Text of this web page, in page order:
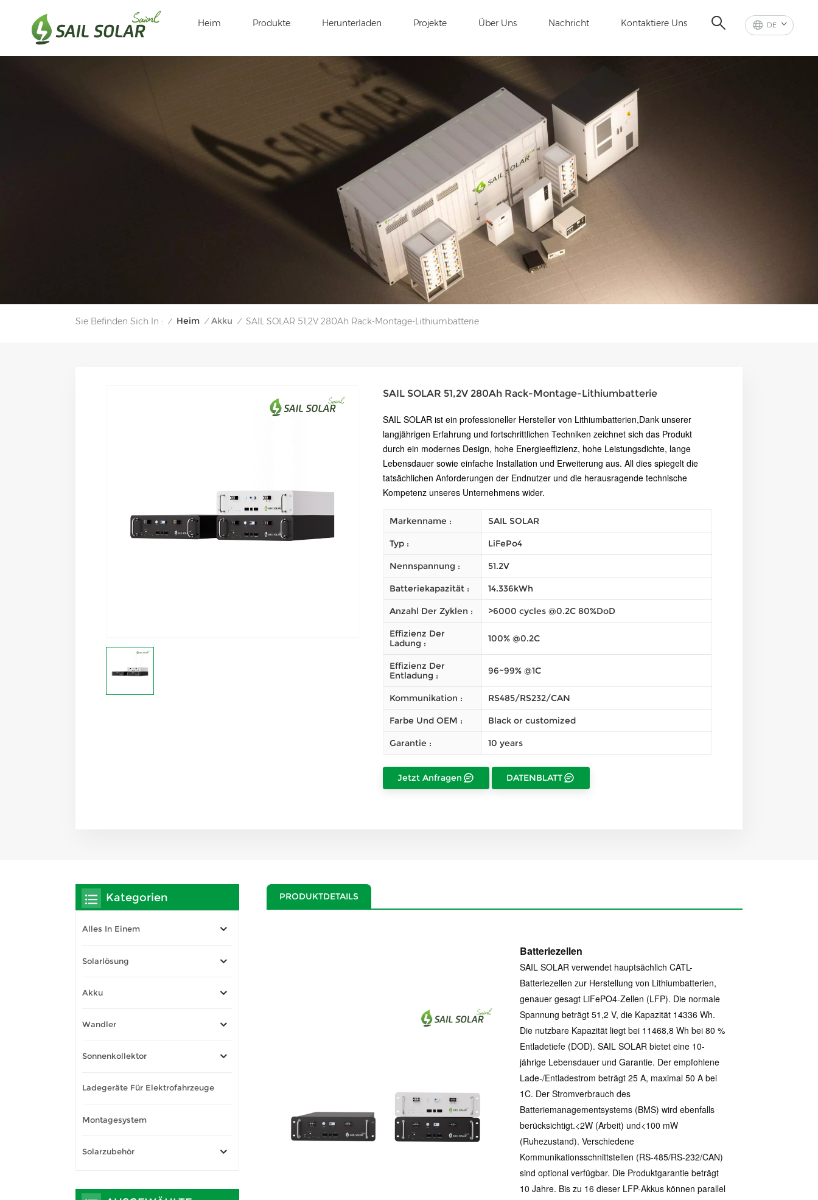
DE
Heim Produkte Herunterladen Projekte Über Uns Nachricht Kontaktiere Uns
Sie Befinden Sich In : / Heim / Akku / SAIL SOLAR 51,2V 280Ah Rack-Montage-Lithiumbatterie
SAIL SOLAR 51,2V 280Ah Rack-Montage-Lithiumbatterie
SAIL SOLAR ist ein professioneller Hersteller von Lithiumbatterien,Dank unserer
langjährigen Erfahrung und fortschrittlichen Techniken zeichnet sich das Produkt
durch ein modernes Design, hohe Energieeffizienz, hohe Leistungsdichte, lange
Lebensdauer sowie einfache Installation und Erweiterung aus. All dies spiegelt die
tatsächlichen Anforderungen der Endnutzer und die herausragende technische
Kompetenz unseres Unternehmens wider.
Markenname : SAIL SOLAR
Typ : LiFePo4
Nennspannung : 51.2V
Batteriekapazität : 14.336kWh
Anzahl Der Zyklen : >6000 cycles @0.2C 80%DoD
Effizienz Der
Ladung :
100% @0.2C
Effizienz Der
Entladung :
96~99% @1C
Kommunikation : RS485/RS232/CAN
Farbe Und OEM : Black or customized
Garantie : 10 years
Jetzt Anfragen DATENBLATT
PRODUKTDETAILS
Batteriezellen
SAIL SOLAR verwendet hauptsächlich CATL-
Batteriezellen zur Herstellung von Lithiumbatterien,
genauer gesagt LiFePO4-Zellen (LFP). Die normale
Spannung beträgt 51,2 V, die Kapazität 14336 Wh.
Die nutzbare Kapazität liegt bei 11468,8 Wh bei 80 %
Entladetiefe (DOD). SAIL SOLAR bietet eine 10-
jährige Lebensdauer und Garantie. Der empfohlene
Lade-/Entladestrom beträgt 25 A, maximal 50 A bei
1C. Der Stromverbrauch des
Batteriemanagementsystems (BMS) wird ebenfalls
berücksichtigt.<2W (Arbeit) und<100 mW
(Ruhezustand). Verschiedene
Kommunikationsschnittstellen (RS-485/RS-232/CAN)
sind optional verfügbar. Die Produktgarantie beträgt
10 Jahre. Bis zu 16 dieser LFP-Akkus können parallel
Kategorien
Alles In Einem
Solarlösung
Akku
Wandler
Sonnenkollektor
Ladegeräte Für Elektrofahrzeuge
Montagesystem
Solarzubehör